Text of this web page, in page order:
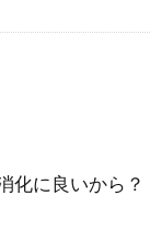
化に良いから？